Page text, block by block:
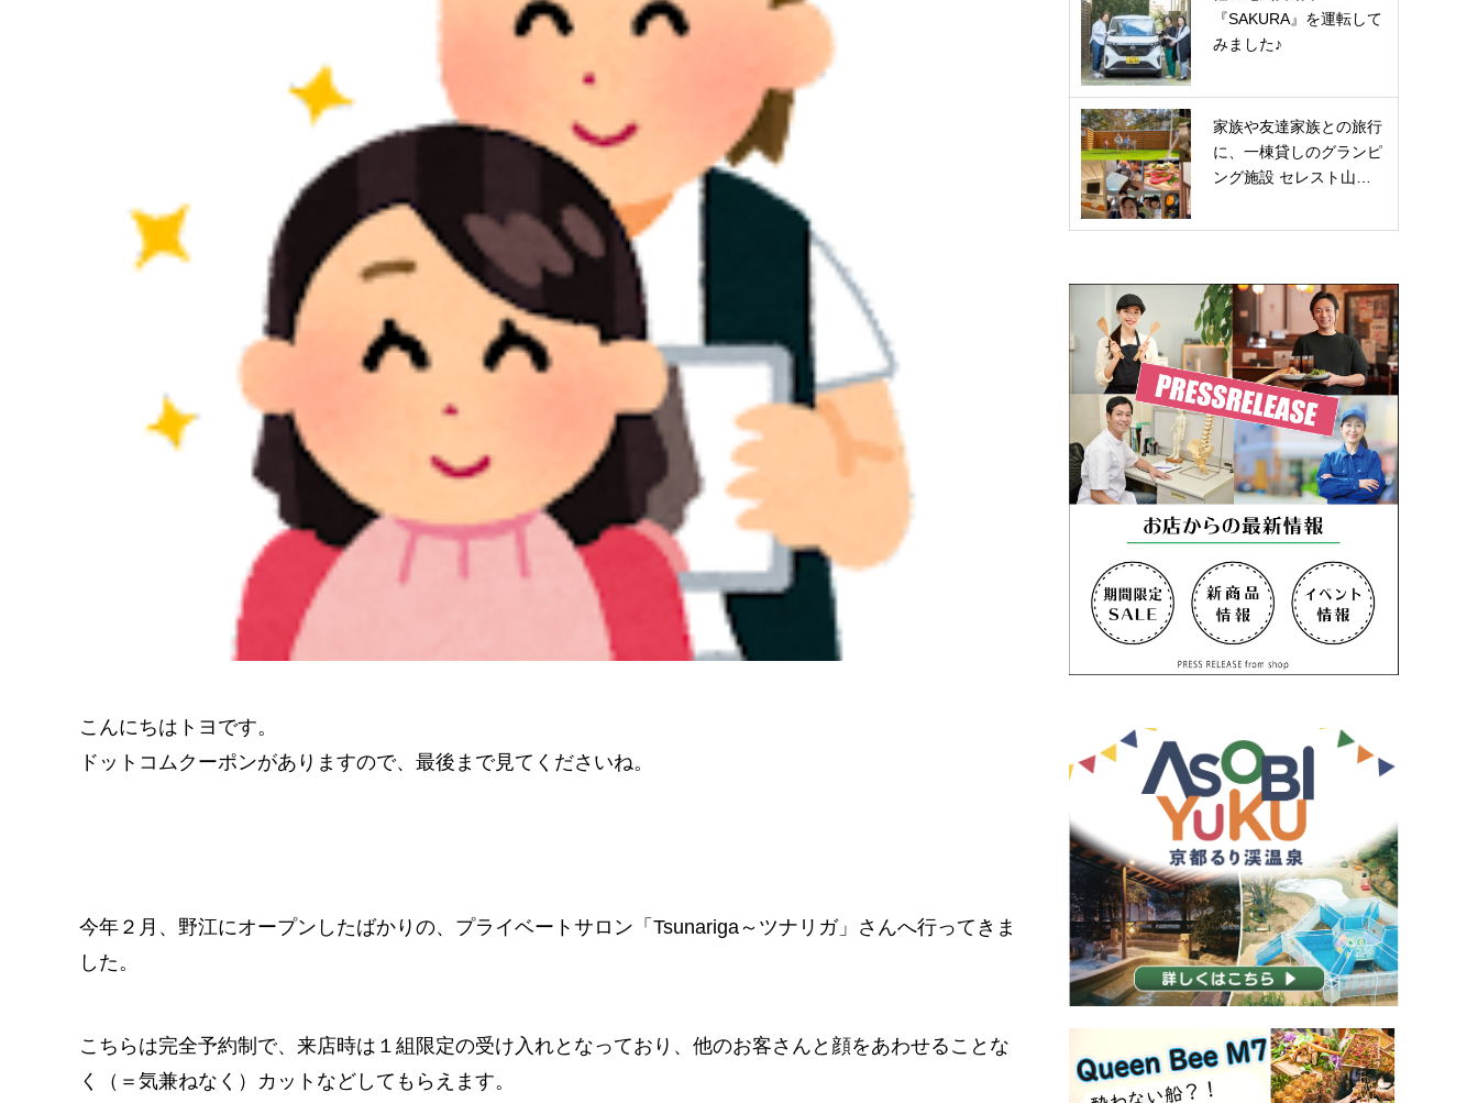
こんにちはトヨです。
ドットコムクーポンがありますので、最後まで見てくださいね。
今年２月、野江にオープンしたばかりの、プライベートサロン「Tsunariga～ツナリガ」さんへ行ってきま
した。
こちらは完全予約制で、来店時は１組限定の受け入れとなっており、他のお客さんと顔をあわせることな
く（＝気兼ねなく）カットなどしてもらえます。
『SAKURA』を運転して
みました♪
家族や友達家族との旅行
に、一棟貸しのグランピ
ング施設 セレスト山…